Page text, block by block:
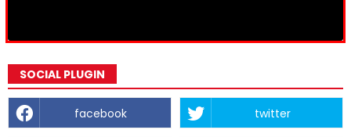
SOCIAL PLUGIN
facebook twitter